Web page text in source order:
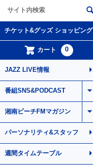
チケット&グッズ ショッピング
カート 0
JAZZ LIVE情報
番組SNS&PODCAST
湘南ビーチFMマガジン
パーソナリティ&スタッフ
週間タイムテーブル